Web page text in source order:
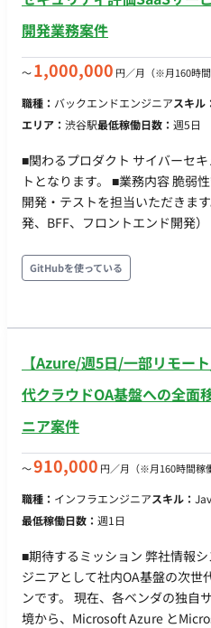
開発業務案件
〜1,000,000 円／月 （※月160時
職種： バックエンドエンジニアスキル：
エリア： 渋谷駅最低稼働日数： 週5日
■関わるプロダクト サイバーセ
トとなります。 ■業務内容 脆弱性管理クラウドに関わる設計・
開発・テストを担当いただきます。 （例：API開発、バッ
発、BFF、フロントエンド開発） ※ 個人のスキル特性・ご希望
Kotlin, Spring Boot ・フロント
RxJS, PrimeNG, Akita ・インフ
ElasticSearch, Redis, Datadog,
理：GitHub Enterprise Cloud ・
GitHubProjects ・開発環境：
（IntelliJ IDEA, DataGrip,
Google workspace ・生成AI: Gemini,
・スクラム組織（２チーム体制
年齢は３５歳ぐらいのチームで
開発を進める組織です ・初めて
ロ・モブプロなど行います ■参画開始日 即日、応相談 ■働き方
ト ・PC貸与
GitHubを使っている
【Azure/週5日/一部リモー
代クラウドOA基盤への全面
ニア案件
〜910,000 円／月 （※月160時間稼
職種： インフラエンジニアスキル：
最低稼働日数： 週1日
■期待するミッション 弊社情報
ジニアとして社内OA基盤の次世
ンです。 現在、各ベンダの独自
境から、Microsoft Azure と